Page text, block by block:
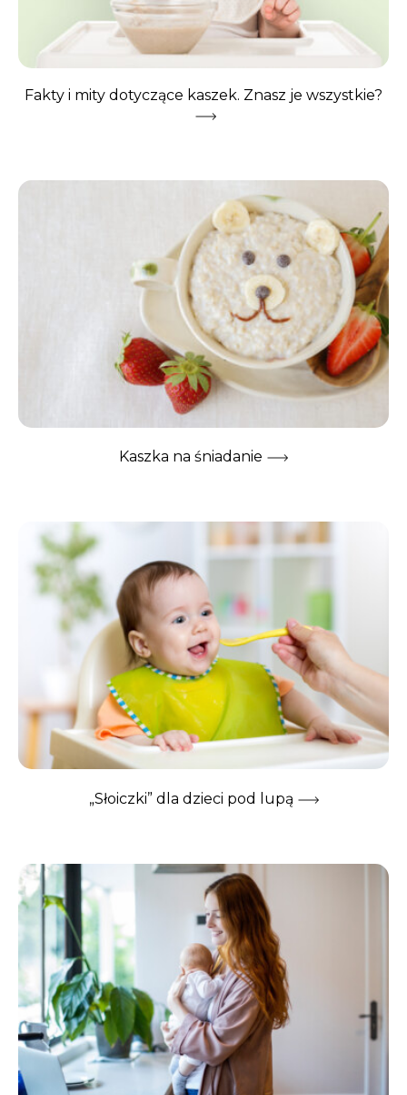
Fakty i mity dotyczące kaszek. Znasz je wszystkie?
Kaszka na śniadanie
„Słoiczki” dla dzieci pod lupą